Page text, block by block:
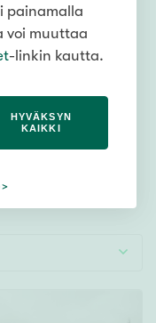
Kouvola,
asuntoa.
kattava
että meillä
Katso alta
Kouvola tai
löydät
painamalla
voi muuttaa
-linkin kautta.
HYVÄKSYN
KAIKKI